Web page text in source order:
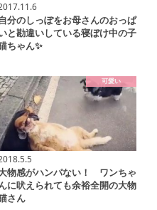
自分のしっぽをお母さんのおっぱ
と勘違いしている寝ぼけ中の子
ちゃん✨
可愛い
物感がハンパない！ ワンちゃ
に吠えられても余裕全開の大物
さん